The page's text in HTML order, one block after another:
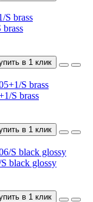
в 1 клик
S brass
в 1 клик
black glossy
в 1 клик